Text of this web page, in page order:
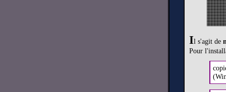
Il s'agit de
Pour